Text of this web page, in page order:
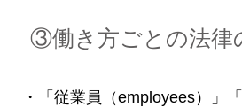
③働き方ごとの法律
・「従業員（employees）」